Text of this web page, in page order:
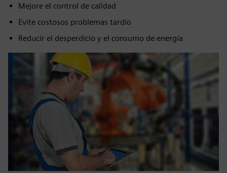
Mejore el control de calidad
Evite costosos problemas tardío
Reducir el desperdicio y el consumo de energía